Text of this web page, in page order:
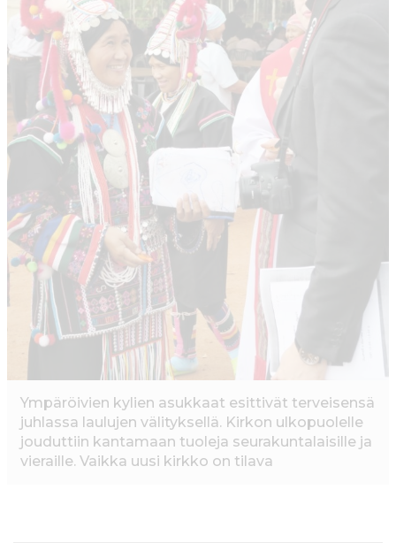
Ympäröivien kylien asukkaat esittivät terveisensä
juhlassa laulujen välityksellä. Kirkon ulkopuolelle
jouduttiin kantamaan tuoleja seurakuntalaisille ja
vieraille. Vaikka uusi kirkko on tilava